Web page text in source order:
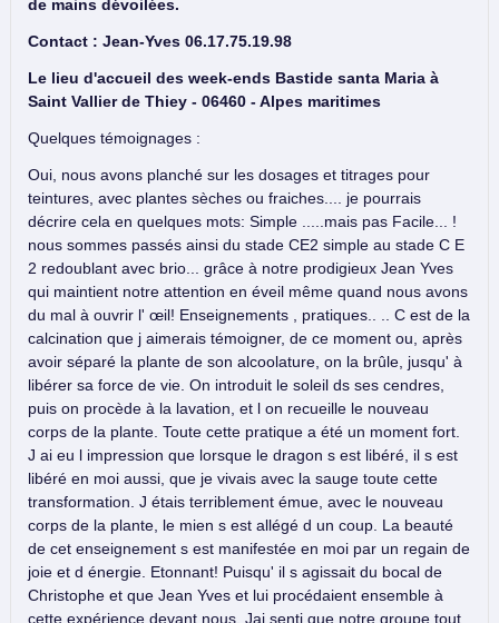
de mains dévoilées.
Contact : Jean-Yves 06.17.75.19.98
Le lieu d'accueil des week-ends Bastide santa Maria à
Saint Vallier de Thiey - 06460 - Alpes maritimes
Quelques témoignages :
Oui, nous avons planché sur les dosages et titrages pour
teintures, avec plantes sèches ou fraiches.... je pourrais
décrire cela en quelques mots: Simple .....mais pas Facile... !
nous sommes passés ainsi du stade CE2 simple au stade C E
2 redoublant avec brio... grâce à notre prodigieux Jean Yves
qui maintient notre attention en éveil même quand nous avons
du mal à ouvrir l' œil! Enseignements , pratiques.. .. C est de la
calcination que j aimerais témoigner, de ce moment ou, après
avoir séparé la plante de son alcoolature, on la brûle, jusqu' à
libérer sa force de vie. On introduit le soleil ds ses cendres,
puis on procède à la lavation, et l on recueille le nouveau
corps de la plante. Toute cette pratique a été un moment fort.
J ai eu l impression que lorsque le dragon s est libéré, il s est
libéré en moi aussi, que je vivais avec la sauge toute cette
transformation. J étais terriblement émue, avec le nouveau
corps de la plante, le mien s est allégé d un coup. La beauté
de cet enseignement s est manifestée en moi par un regain de
joie et d énergie. Etonnant! Puisqu' il s agissait du bocal de
Christophe et que Jean Yves et lui procédaient ensemble à
cette expérience devant nous. Jai senti que notre groupe tout